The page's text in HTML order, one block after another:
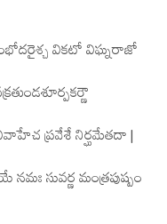
వికటో విఘ్నరాజో
ప్రవేశే నిర్ఘమేతదా |
సువర్ణ మంత్రపుష్పం